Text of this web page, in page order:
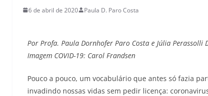
6 de abril de 2020 Paula D. Paro Costa
Por Profa. Paula Dornhofer Paro Costa e Júlia Perassolli
Imagem COVID-19: Carol Frandsen
Pouco a pouco, um vocabulário que antes só fazia
invadindo nossas vidas sem pedir licença: